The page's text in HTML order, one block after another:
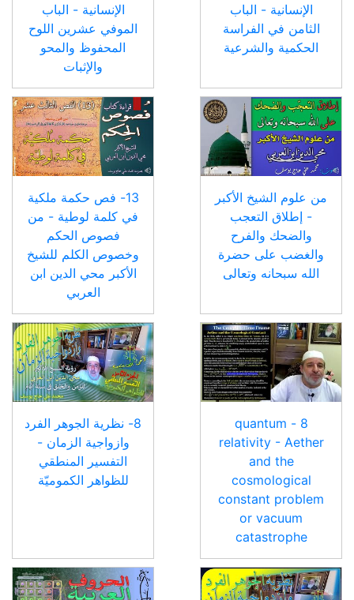
الإنسانية - الباب
الثامن في الفراسة
الحكمية والشرعية
الإنسانية - الباب
الموفي عشرين اللوح
المحفوظ والمحو
والإثبات
من علوم الشيخ الأكبر
- إطلاق التعجب
والضحك والفرح
والغضب على حضرة
الله سبحانه وتعالى
13- فص حكمة ملكية
في كلمة لوطية - من
فصوص الحكم
وخصوص الكلم للشيخ
الأكبر محي الدين ابن
العربي
8 - quantum
relativity - Aether
and the
cosmological
constant problem
or vacuum
catastrophe
8- نظرية الجوهر الفرد
وازواجية الزمان -
التفسير المنطقي
للظواهر الكموميّة